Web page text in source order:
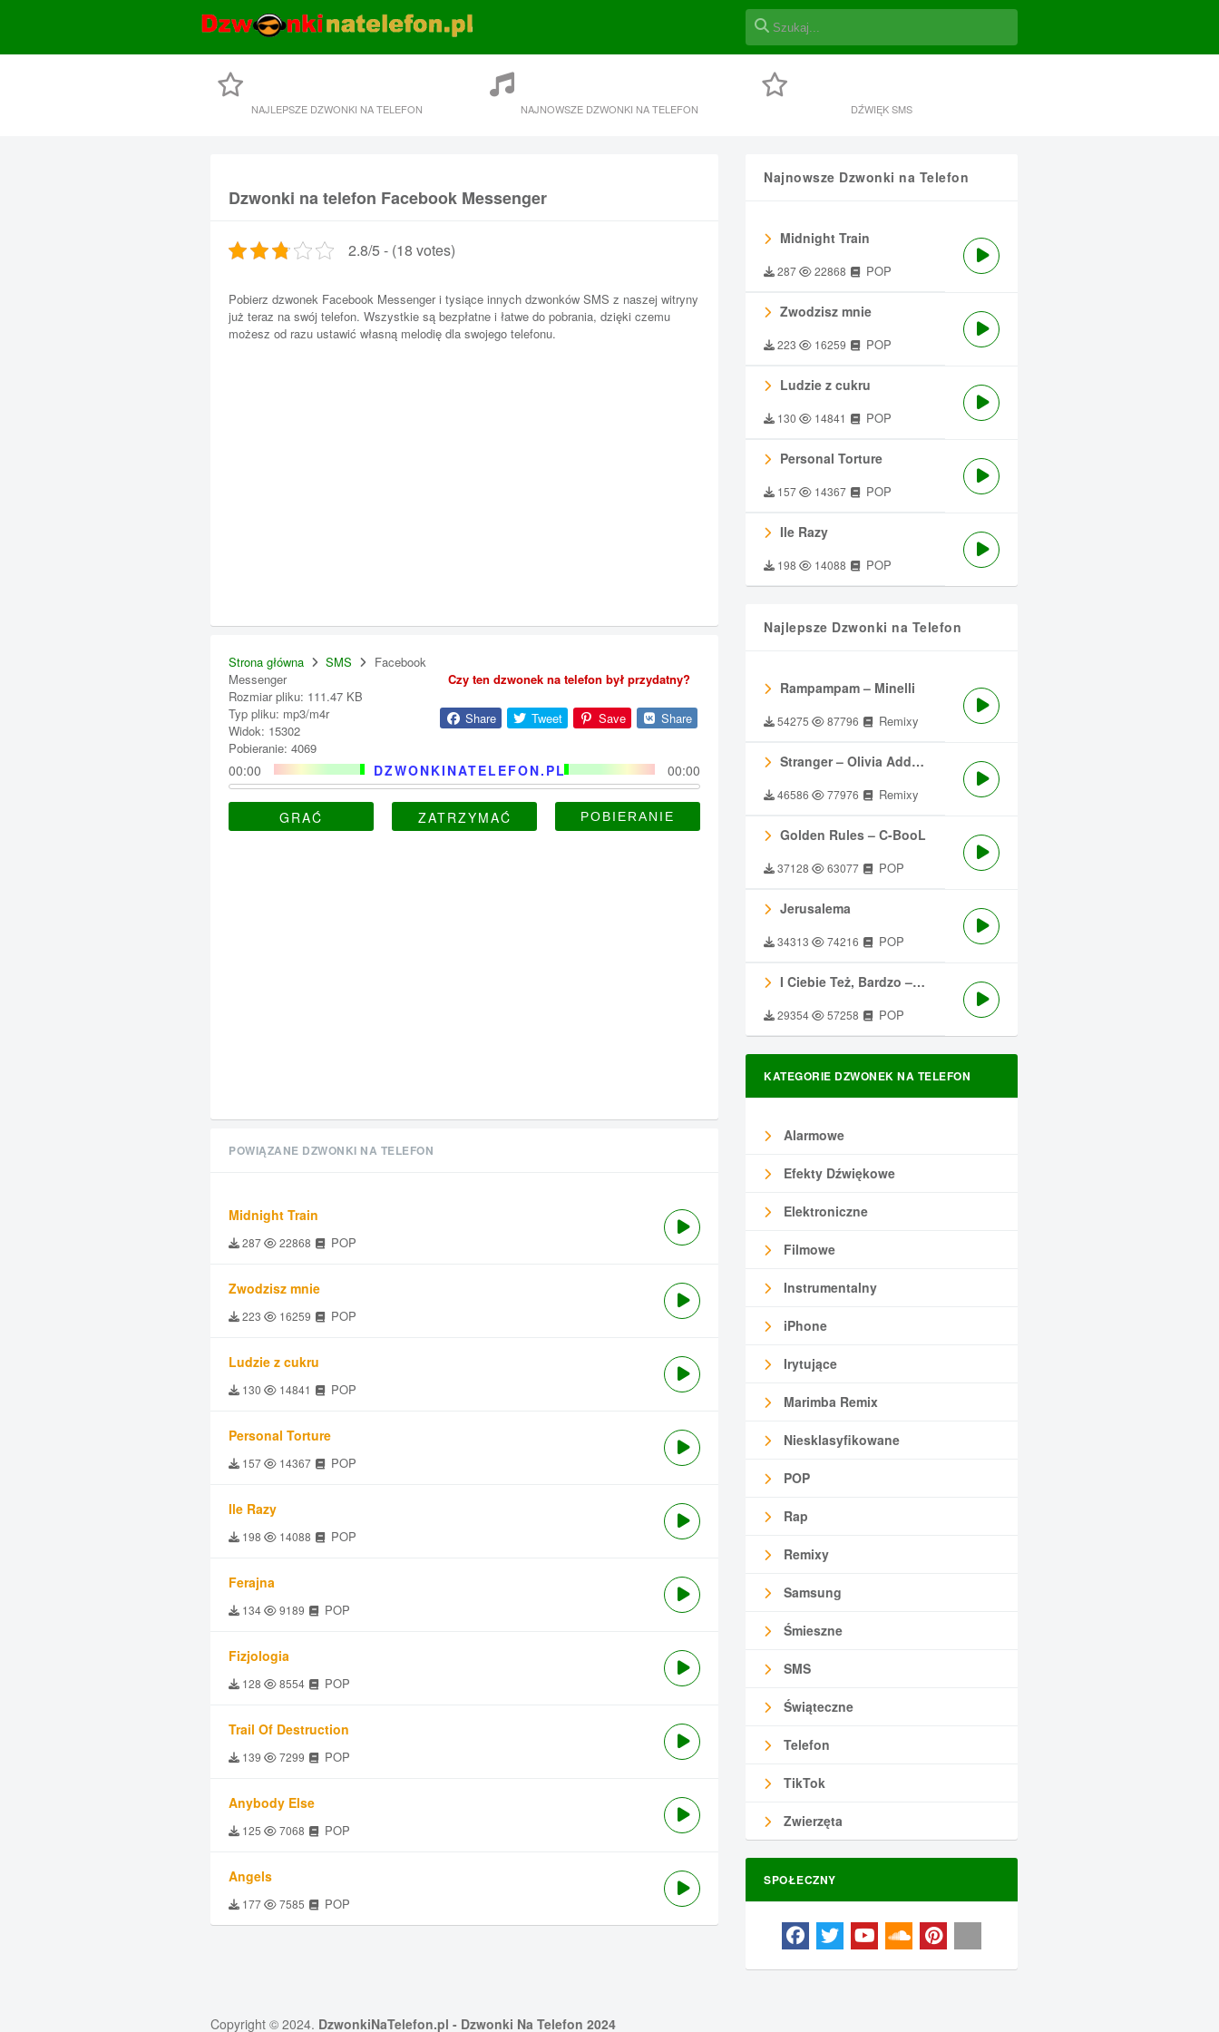
NAJLEPSZE DZWONKI NA TELEFON NAJNOWSZE DZWONKI NA TELEFON DŹWIĘK SMS
Dzwonki na telefon Facebook Messenger
2.8/5 - (18 votes)
Pobierz dzwonek Facebook Messenger i tysiące innych dzwonków SMS z naszej witryny
już teraz na swój telefon. Wszystkie są bezpłatne i łatwe do pobrania, dzięki czemu
możesz od razu ustawić własną melodię dla swojego telefonu.
Strona główna SMS
Facebook
Messenger
Rozmiar pliku: 111.47 KB
Typ pliku: mp3/m4r
Widok: 15302
Pobieranie: 4069
Czy ten dzwonek na telefon był przydatny?
Share Tweet Save Share
DZWONKINATELEFON.PL
00:00 00:00
GRAĆ ZATRZYMAĆ
Najnowsze Dzwonki na Telefon
Midnight Train
287 22868 POP
Zwodzisz mnie
223 16259 POP
Ludzie z cukru
130 14841 POP
Personal Torture
157 14367 POP
Ile Razy
198 14088 POP
Najlepsze Dzwonki na Telefon
Rampampam – Minelli
54275 87796 Remixy
Stranger – Olivia Addams
46586 77976 Remixy
Golden Rules – C-BooL
37128 63077 POP
Jerusalema
34313 74216 POP
I Ciebie Też, Bardzo – Męskie Granie
29354 57258 POP
KATEGORIE DZWONEK NA TELEFON
Alarmowe
Efekty Dźwiękowe
Elektroniczne
Filmowe
Instrumentalny
iPhone
Irytujące
Marimba Remix
Niesklasyfikowane
POP
Rap
Remixy
Samsung
Śmieszne
SMS
Świąteczne
Telefon
TikTok
Zwierzęta
SPOŁECZNY
POWIĄZANE DZWONKI NA TELEFON
Midnight Train
287 22868 POP
Zwodzisz mnie
223 16259 POP
Ludzie z cukru
130 14841 POP
Personal Torture
157 14367 POP
Ile Razy
198 14088 POP
Ferajna
134 9189 POP
Fizjologia
128 8554 POP
Trail Of Destruction
139 7299 POP
Anybody Else
125 7068 POP
Angels
177 7585 POP
Copyright © 2024. DzwonkiNaTelefon.pl - Dzwonki Na Telefon 2024